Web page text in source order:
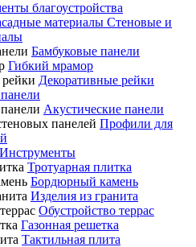
благоустройства
Стеновые и
Бамбуковые панели
Гибкий мрамор
Декоративные рейки
Акустические панели
Профили для
Инструменты
Тротуарная плитка
Бордюрный камень
Изделия из гранита
Обустройство террас
Газонная решетка
Тактильная плита